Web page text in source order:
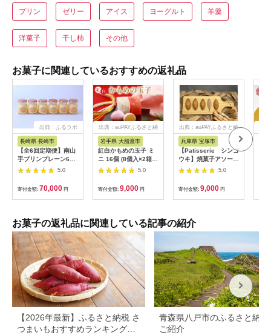
プリン ゼリー アイス ヨーグルト 羊羹
洋菓子 干し柿 その他
お菓子に関連しているおすすめの返礼品
出典：ふるラボ
長崎県 長崎市
【全6回定期便】南山
手プリンプレーン6個
セット ぷりん デザー
ト スイーツ お菓子 菓
5.0
寄付金額: 70,000 円
出典：auPAYふるさと納
岩手県 大船渡市
紅白かもめの玉子 ミ
ニ 16個 (8個入×2箱)
指定日対応 のし対応
菓子 お菓子 洋菓子 ス
イーツ かわいい おや
つ 銘菓 個包装 土産
お土産 手土産 イベン
お楽しみ会 贈答品 お
中元 お歳暮 誕生日 バ
レンタイン ホワイト
デー ハロウィン クリ
スマス お礼 お供え 食
べ物 退職 内祝い 父の
日 母の日 敬老の日 大
船渡市 三陸 岩手県 国
産 三陸銘菓
5.0
寄付金額: 9,000 円
出典：auPAYふるさと納
兵庫県 宝塚市
【Patisserie シンゴ
ウキ】焼菓子アソート
（マドレーヌ・コノ
5.0
寄付金額: 9,000 円
お菓子の返礼品に関連している記事の紹介
【2026年最新】ふるさと納税 さ
つまいもおすすめランキング｜
青森県八戸市のふるさと納税
ご紹介